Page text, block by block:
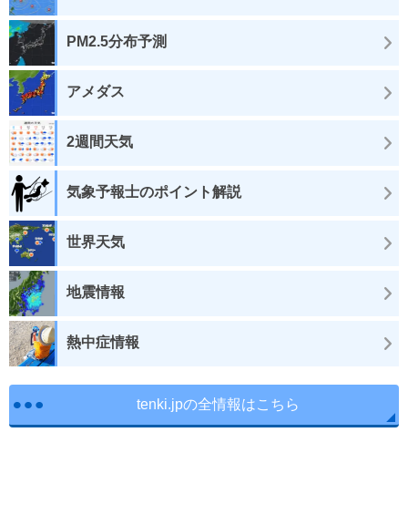
PM2.5分布予測
アメダス
2週間天気
気象予報士のポイント解説
世界天気
地震情報
熱中症情報
tenki.jpの全情報はこちら